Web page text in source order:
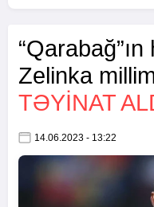
“Qarabağ”ın
Zelinka
TƏYINAT
14.06.2023 - 13:22